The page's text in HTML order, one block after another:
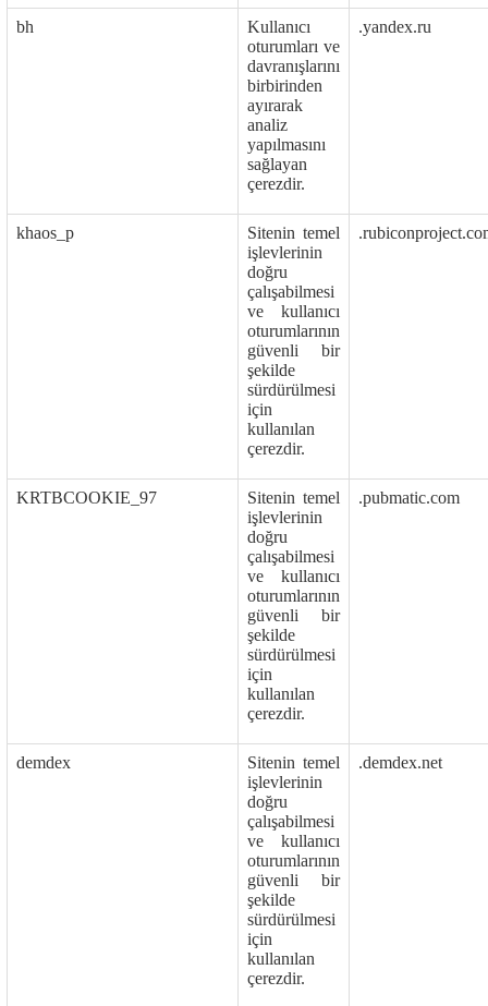
bh
Kullanıcı
oturumları ve
davranışlarını
birbirinden
ayırarak
analiz
yapılmasını
sağlayan
çerezdir.
.yandex.ru
khaos_p
Sitenin temel
işlevlerinin
doğru
çalışabilmesi
ve kullanıcı
oturumlarının
güvenli bir
şekilde
sürdürülmesi
için
kullanılan
çerezdir.
KRTBCOOKIE_97
Sitenin temel
işlevlerinin
doğru
çalışabilmesi
ve kullanıcı
oturumlarının
güvenli bir
şekilde
sürdürülmesi
için
kullanılan
çerezdir.
.pubmatic.com
demdex
Sitenin temel
işlevlerinin
doğru
çalışabilmesi
ve kullanıcı
oturumlarının
güvenli bir
şekilde
sürdürülmesi
için
kullanılan
çerezdir.
.demdex.net